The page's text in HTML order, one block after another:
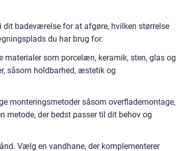
badeværelse for at afgøre, hvilken størrelse
du har brug for.
som porcelæn, keramik, sten, glas og
såsom holdbarhed, æstetik og
monteringsmetoder såsom overflademontage,
der bedst passer til dit behov og
Vælg en vandhane, der komplementerer